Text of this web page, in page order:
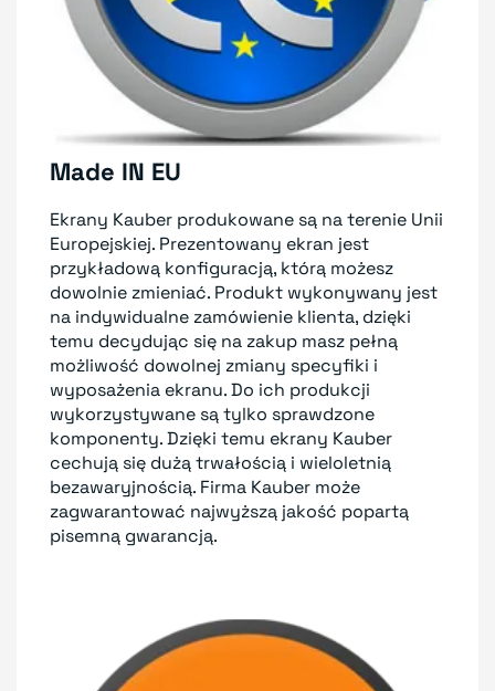
Made IN EU
Ekrany Kauber produkowane są na terenie Unii
Europejskiej. Prezentowany ekran jest
przykładową konfiguracją, którą możesz
dowolnie zmieniać. Produkt wykonywany jest
na indywidualne zamówienie klienta, dzięki
temu decydując się na zakup masz pełną
możliwość dowolnej zmiany specyfiki i
wyposażenia ekranu. Do ich produkcji
wykorzystywane są tylko sprawdzone
komponenty. Dzięki temu ekrany Kauber
cechują się dużą trwałością i wieloletnią
bezawaryjnością. Firma Kauber może
zagwarantować najwyższą jakość popartą
pisemną gwarancją.